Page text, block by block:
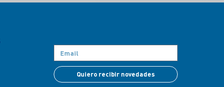
Quiero recibir novedades